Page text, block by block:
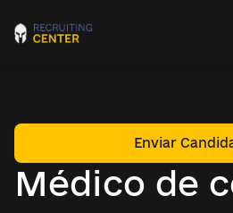
Médico de
Enviar